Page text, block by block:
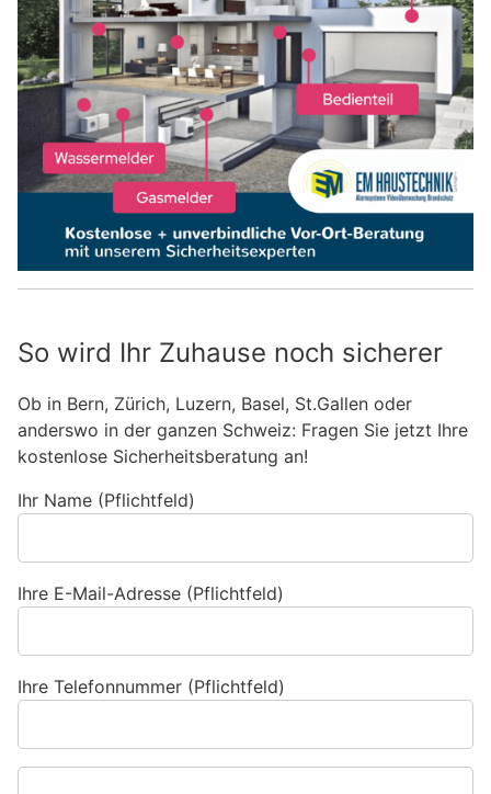
So wird Ihr Zuhause noch sicherer
Ob in Bern, Zürich, Luzern, Basel, St.Gallen oder
anderswo in der ganzen Schweiz: Fragen Sie jetzt Ihre
kostenlose Sicherheitsberatung an!
Ihr Name (Pflichtfeld)
Ihre E-Mail-Adresse (Pflichtfeld)
Ihre Telefonnummer (Pflichtfeld)